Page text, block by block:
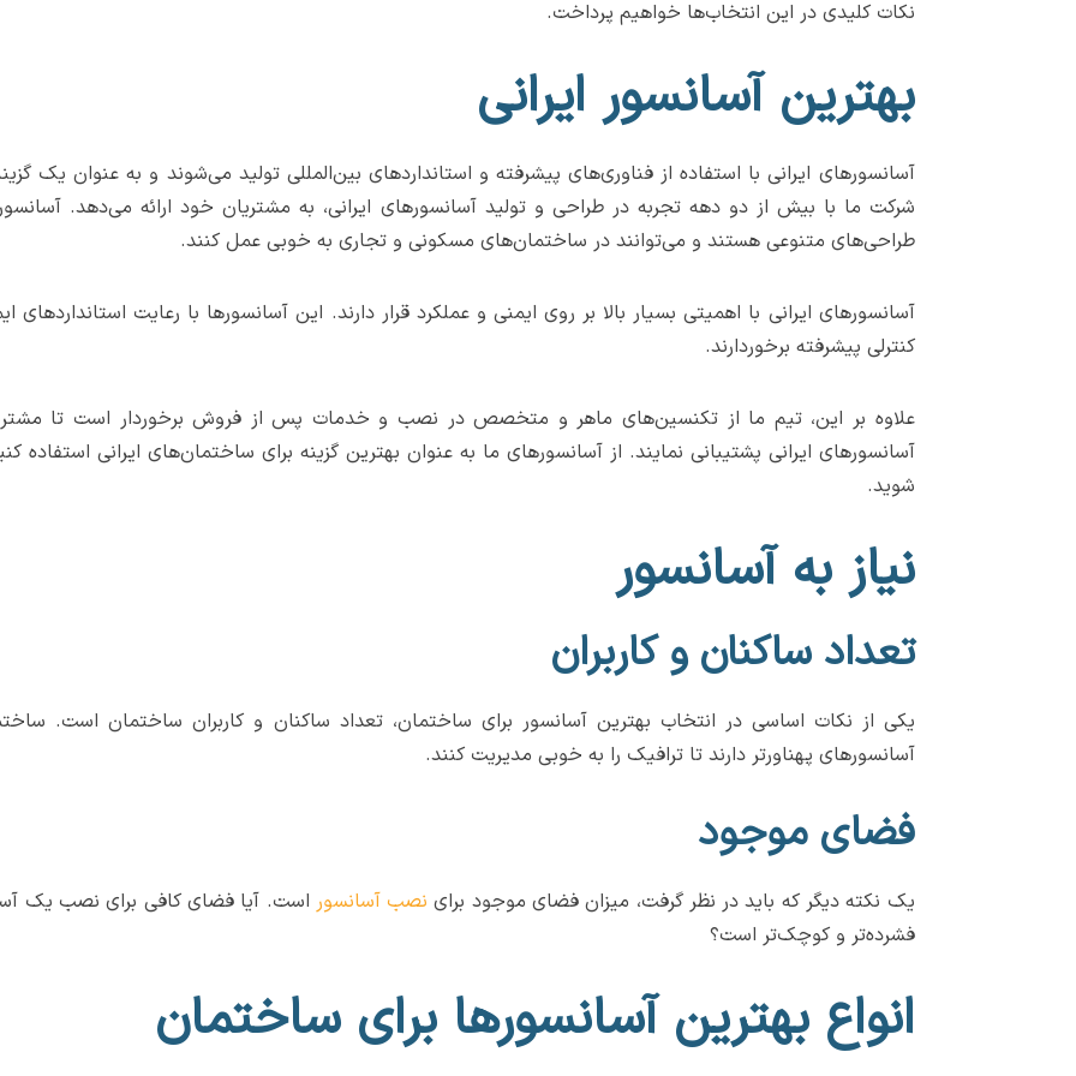
نکات کلیدی در این انتخاب‌ها خواهیم پرداخت.
بهترین آسانسور ایرانی
آسانسورهای ایرانی با استفاده از فناوری‌های پیشرفته و استانداردهای بین‌المللی تولید می‌شوند و به عنوان یک
شرکت ما با بیش از دو دهه تجربه در طراحی و تولید آسانسورهای ایرانی، به مشتریان خود ارائه می‌دهد.
طراحی‌های متنوعی هستند و می‌توانند در ساختمان‌های مسکونی و تجاری به خوبی عمل کنند.
آسانسورهای ایرانی با اهمیتی بسیار بالا بر روی ایمنی و عملکرد قرار دارند. این آسانسورها با رعایت
کنترلی پیشرفته برخوردارند.
علاوه بر این، تیم ما از تکنسین‌های ماهر و متخصص در نصب و خدمات پس از فروش برخوردار است تا
آسانسورهای ایرانی پشتیبانی نمایند. از آسانسورهای ما به عنوان بهترین گزینه برای ساختمان‌های ایرانی استفاده
شوید.
نیاز به آسانسور
تعداد ساکنان و کاربران
یکی از نکات اساسی در انتخاب بهترین آسانسور برای ساختمان، تعداد ساکنان و کاربران ساختمان است.
آسانسورهای پهناورتر دارند تا ترافیک را به خوبی مدیریت کنند.
فضای موجود
یک نکته دیگر که باید در نظر گرفت، میزان فضای موجود برای نصب آسانسور است. آیا فضای کافی برای نصب یک
فشرده‌تر و کوچک‌تر است؟
انواع بهترین آسانسورها برای ساختمان